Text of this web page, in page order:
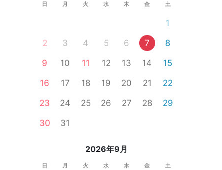
日 月 火 水 木 金 土
1
2
3 4 5 6 7
8
9
10 11 12 13 14
15
16
17 18 19 20 21
22
23
24 25 26 27 28
29
30
31
2026年9月
日 月 火 水 木 金 土